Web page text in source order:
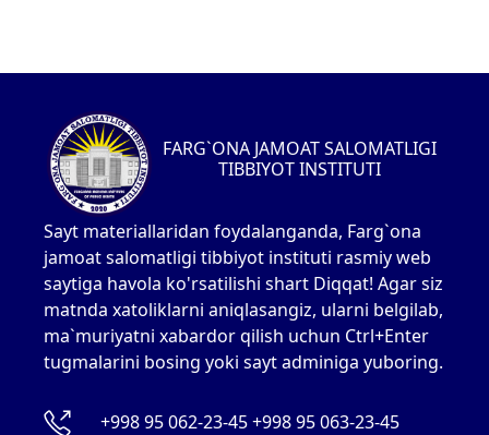
FARG`ONA JAMOAT SALOMATLIGI
TIBBIYOT INSTITUTI
Sayt materiallaridan foydalanganda, Farg`ona
jamoat salomatligi tibbiyot instituti rasmiy web
saytiga havola ko'rsatilishi shart Diqqat! Agar siz
matnda xatoliklarni aniqlasangiz, ularni belgilab,
ma`muriyatni xabardor qilish uchun Ctrl+Enter
tugmalarini bosing yoki sayt adminiga yuboring.
+998 95 062-23-45 +998 95 063-23-45